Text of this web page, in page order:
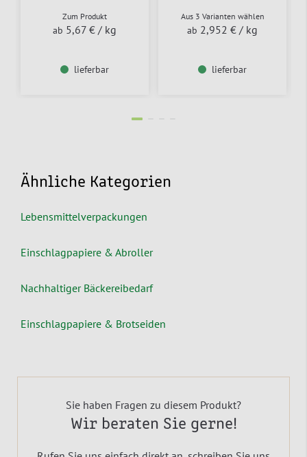
Zum Produkt
ab 5,67 € / kg
lieferbar
Aus 3 Varianten wählen
ab 2,952 € / kg
lieferbar
Ähnliche Kategorien
Lebensmittelverpackungen
Einschlagpapiere & Abroller
Nachhaltiger Bäckereibedarf
Einschlagpapiere & Brotseiden
Sie haben Fragen zu diesem Produkt?
Wir beraten Sie gerne!